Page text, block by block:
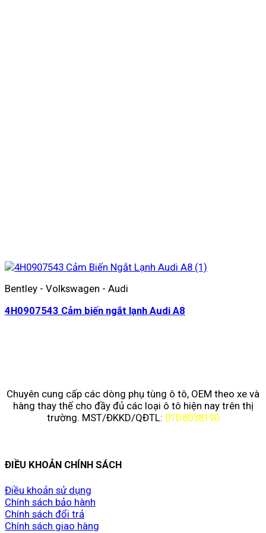
Bentley - Volkswagen - Audi
4H0907543 Cảm biến ngắt lạnh Audi A8
Chuyên cung cấp các dòng phụ tùng ô tô, OEM theo xe và
hàng thay thế cho đầy đủ các loại ô tô hiện nay trên thị
trường. MST/ĐKKD/QĐTL: 01D8038190
ĐIỀU KHOẢN CHÍNH SÁCH
Điều khoản sử dụng
Chính sách bảo hành
Chính sách đổi trả
Chính sách giao hàng